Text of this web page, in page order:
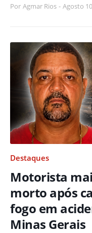
Por Agmar Rios - Agosto
Destaques
Motorista
morto após
fogo em
Minas Gerais